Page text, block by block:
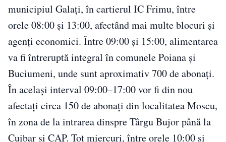
municipiul Galați, în cartierul IC Frimu, între
orele 08:00 și 13:00, afectând mai multe blocuri și
agenți economici. Între 09:00 și 15:00, alimentarea
va fi întreruptă integral în comunele Poiana și
Buciumeni, unde sunt aproximativ 700 de abonați.
În același interval 09:00–17:00 vor fi din nou
afectați circa 150 de abonați din localitatea Moscu,
în zona de la intrarea dinspre Târgu Bujor până la
Cuibar și CAP. Tot miercuri, între orele 10:00 și